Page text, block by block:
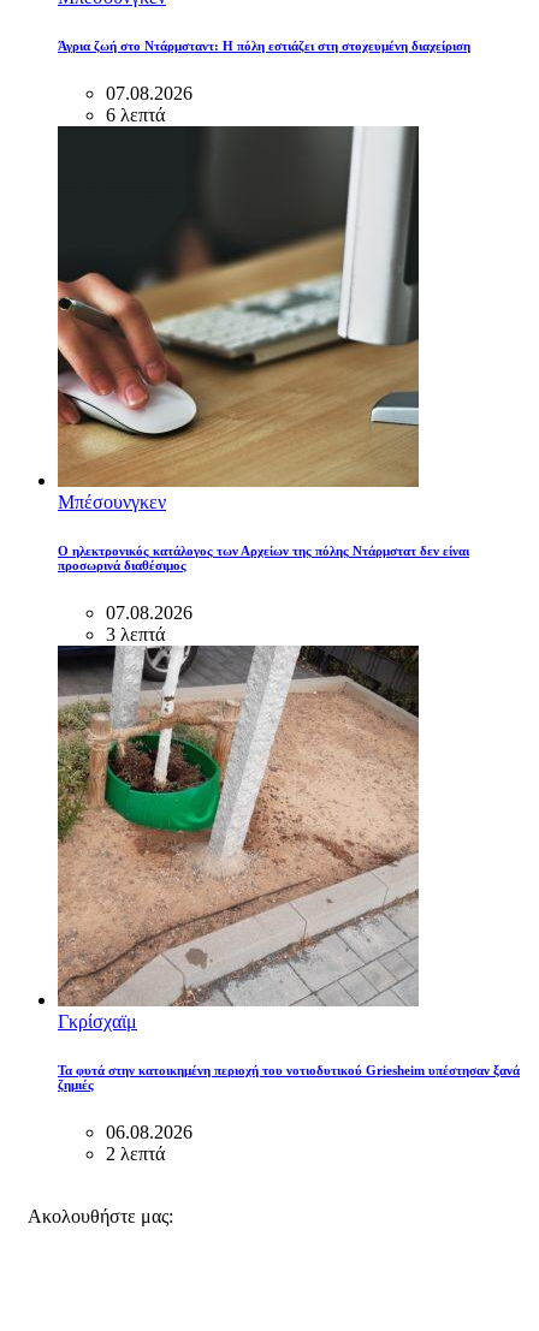
Άγρια ζωή στο Ντάρμσταντ: Η πόλη εστιάζει στη στοχευμένη διαχείριση
07.08.2026
6 λεπτά
Μπέσουνγκεν
Ο ηλεκτρονικός κατάλογος των Αρχείων της πόλης Ντάρμστατ δεν είναι
προσωρινά διαθέσιμος
07.08.2026
3 λεπτά
Γκρίσχαϊμ
Τα φυτά στην κατοικημένη περιοχή του νοτιοδυτικού Griesheim υπέστησαν ξανά
ζημιές
06.08.2026
2 λεπτά
Ακολουθήστε μας: